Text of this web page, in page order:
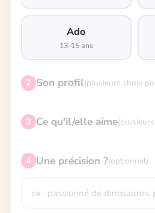
Ado
13-15 ans
2 Son profil(plusieurs choix
3 Ce qu'il/elle aime
4 Une précision ?(optionnel)